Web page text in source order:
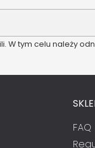
W tym celu należy
FAQ